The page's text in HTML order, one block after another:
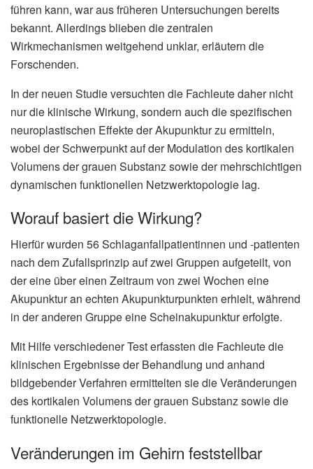
führen kann, war aus früheren Untersuchungen bereits
bekannt. Allerdings blieben die zentralen
Wirkmechanismen weitgehend unklar, erläutern die
Forschenden.
In der neuen Studie versuchten die Fachleute daher nicht
nur die klinische Wirkung, sondern auch die spezifischen
neuroplastischen Effekte der Akupunktur zu ermitteln,
wobei der Schwerpunkt auf der Modulation des kortikalen
Volumens der grauen Substanz sowie der mehrschichtigen
dynamischen funktionellen Netzwerktopologie lag.
Worauf basiert die Wirkung?
Hierfür wurden 56 Schlaganfallpatientinnen und -patienten
nach dem Zufallsprinzip auf zwei Gruppen aufgeteilt, von
der eine über einen Zeitraum von zwei Wochen eine
Akupunktur an echten Akupunkturpunkten erhielt, während
in der anderen Gruppe eine Scheinakupunktur erfolgte.
Mit Hilfe verschiedener Test erfassten die Fachleute die
klinischen Ergebnisse der Behandlung und anhand
bildgebender Verfahren ermittelten sie die Veränderungen
des kortikalen Volumens der grauen Substanz sowie die
funktionelle Netzwerktopologie.
Veränderungen im Gehirn feststellbar